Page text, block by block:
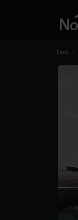
Hjem